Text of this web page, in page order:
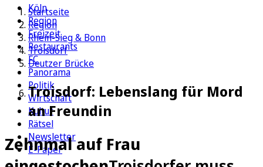
Köln
Region
Freizeit
Restaurants
FC
Panorama
Politik
Wirtschaft
Kultur
Rätsel
Newsletter
E-Paper
Startseite
Region
Rhein-Sieg & Bonn
Troisdorf
Deutzer Brücke
Troisdorf: Lebenslang für Mord
an Freundin
Zehnmal auf Frau